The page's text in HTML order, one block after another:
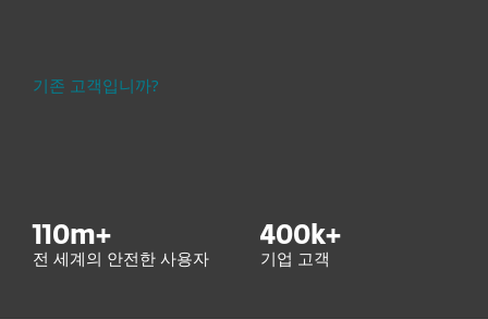
기존 고객입니까?
110m+
전 세계의 안전한 사용자
400 k+
기업 고객